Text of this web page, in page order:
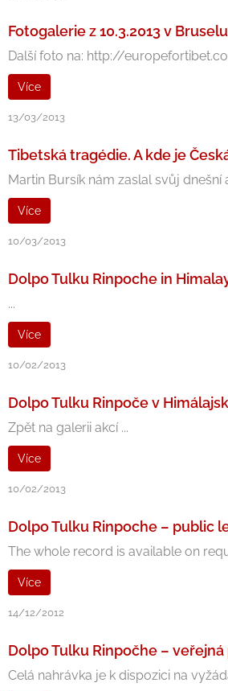
Fotogalerie z 10.3.2013 v Bruselu
Další foto na: http://
Více
13/03/2013
Tibetská tragédie. A kde je
Martin Bursík nám zaslal svůj
Více
10/03/2013
Dolpo Tulku Rinpoche in
...
Více
10/02/2013
Dolpo Tulku Rinpoče v
Zpět na galerii akcí ...
Více
10/02/2013
Dolpo Tulku Rinpoche – public
The whole record is available on
Více
14/12/2012
Dolpo Tulku Rinpočhe –
Celá nahrávka je k dispozici na